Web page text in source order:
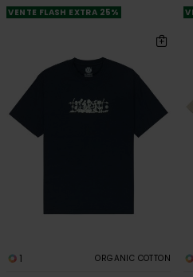
VENTE FLASH EXTRA 25%
1 ORGANIC COTTON